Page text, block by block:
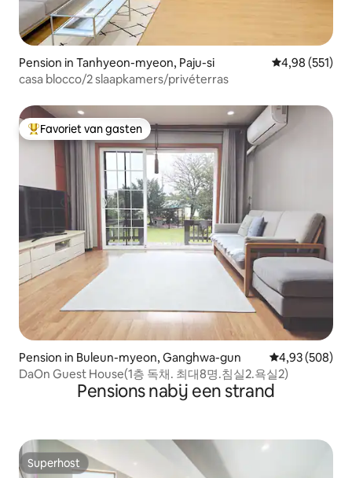
Pension in Tanhyeon-myeon, Paju-si Gemiddelde
4,98 (551)
casa blocco/2 slaapkamers/privéterras
Topfavoriet van gasten
Favoriet van gasten
Pension in Buleun-myeon, Ganghwa-gun Gemiddelde
4,93 (508)
DaOn Guest House(1층 독채. 최대8명.침실2.욕실2)
Pensions nabij een strand
Superhost
Superhost